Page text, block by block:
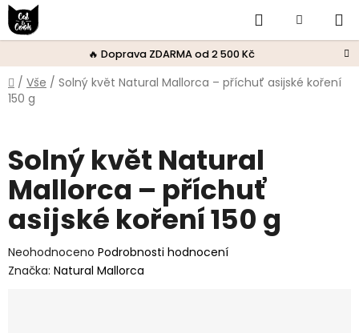
Přejít
na
obsah
🔥 Doprava ZDARMA od 2 500 Kč
HledatNákupní
košík
Domů
/ Vše / Solný květ Natural Mallorca – příchuť asijské koření
150 g
Solný květ Natural
Mallorca – příchuť
asijské koření 150 g
Průměrné
hodnocení
Neohodnoceno Podrobnosti hodnocení
Značka: Natural Mallorca